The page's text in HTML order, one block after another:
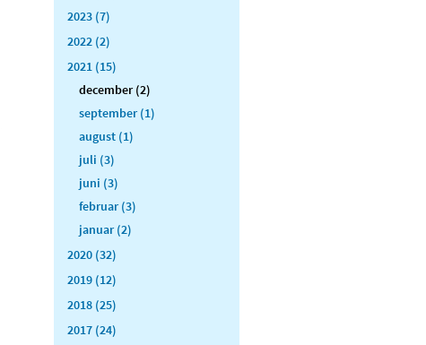
2023 (7)
2022 (2)
2021 (15)
december (2)
september (1)
august (1)
juli (3)
juni (3)
februar (3)
januar (2)
2020 (32)
2019 (12)
2018 (25)
2017 (24)